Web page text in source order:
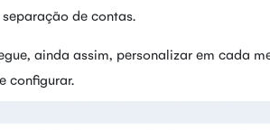
de contas.
ainda assim, personalizar em cada
configurar.